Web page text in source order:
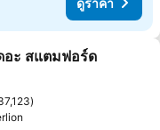
ยการโปรด
อะ สแตมฟอร์ด